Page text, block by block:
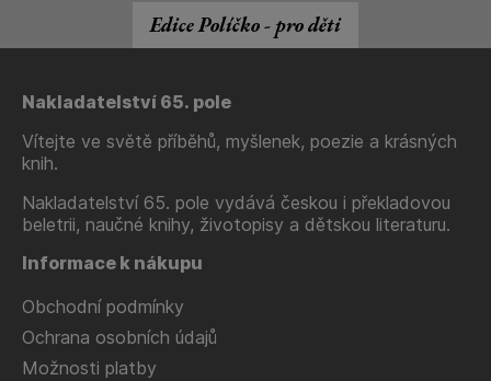
Edice Políčko - pro děti
Nakladatelství 65. pole
Vítejte ve světě příběhů, myšlenek, poezie a krásných
knih.
Nakladatelství 65. pole vydává českou i překladovou
beletrii, naučné knihy, životopisy a dětskou literaturu.
Informace k nákupu
Obchodní podmínky
Ochrana osobních údajů
Možnosti platby